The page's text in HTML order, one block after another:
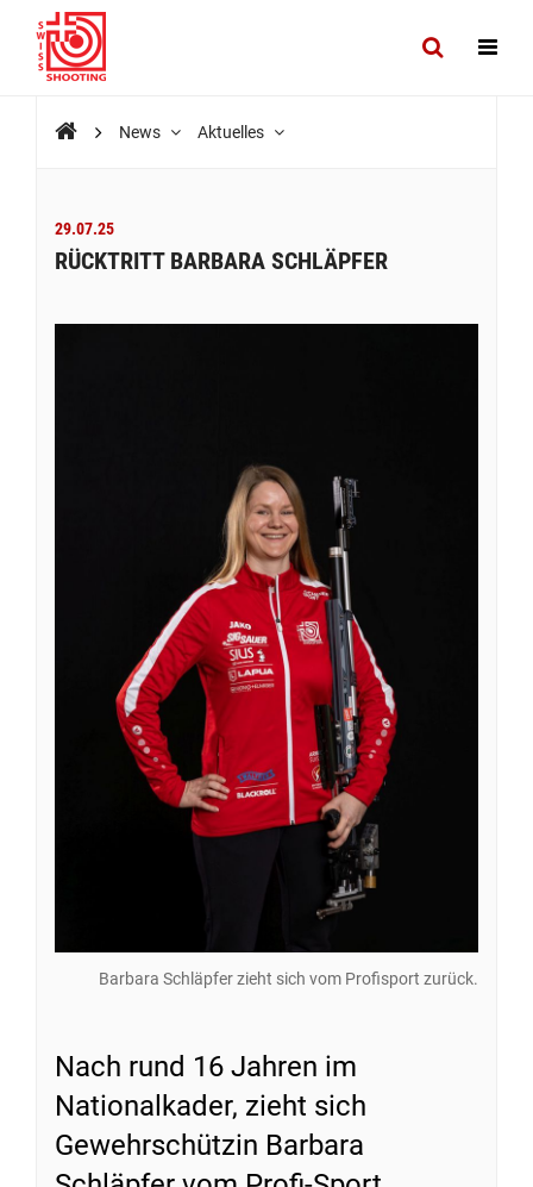
News Aktuelles
29.07.25
RÜCKTRITT BARBARA SCHLÄPFER
Barbara Schläpfer zieht sich vom Profisport zurück.
Nach rund 16 Jahren im
Nationalkader, zieht sich
Gewehrschützin Barbara